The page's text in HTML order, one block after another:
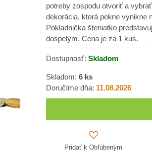
potreby zospodu otvoriť a
dekorácia, ktorá pekne vynikne
Pokladnička šteniatko
dospelým. Cena je za 1 kus.
Dostupnosť: Skladom
Skladom: 6 ks
Doručíme dňa: 11.08.2026
Pridať k Obľúbeným